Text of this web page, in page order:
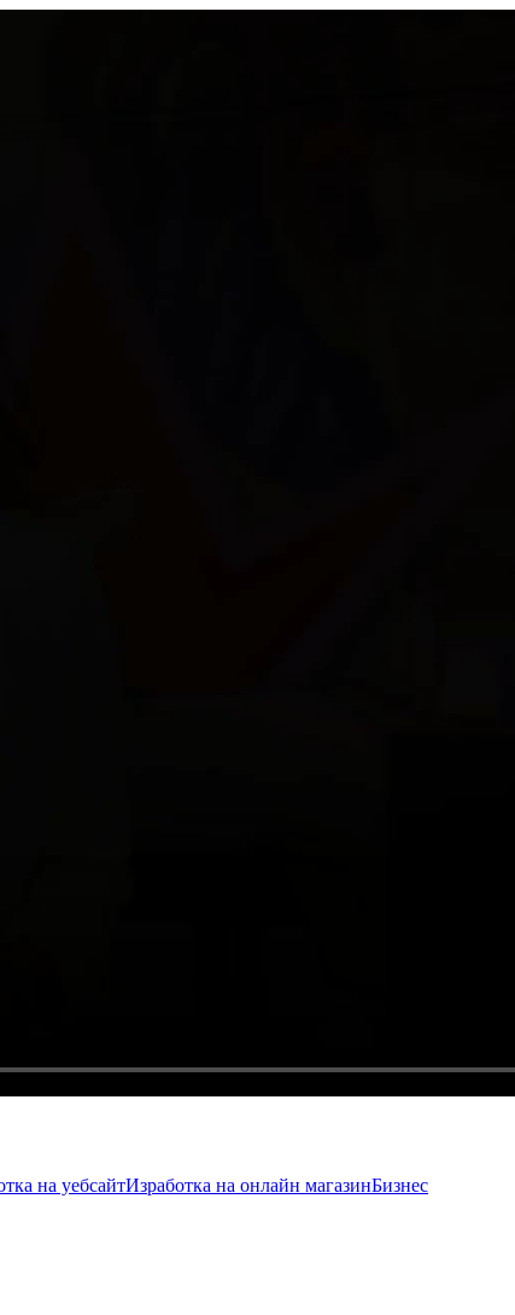
на уебсайтИзработка на онлайн магазинБизнес